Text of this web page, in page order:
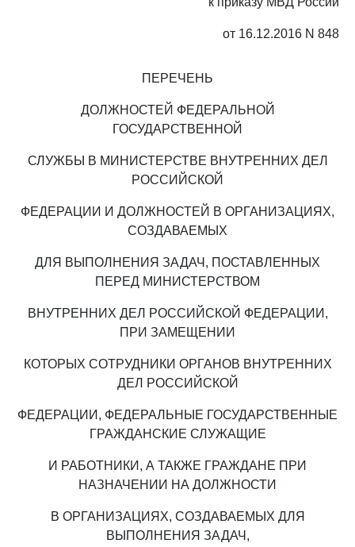
от 16.12.2016 N 848
ПЕРЕЧЕНЬ
ДОЛЖНОСТЕЙ ФЕДЕРАЛЬНОЙ
ГОСУДАРСТВЕННОЙ
СЛУЖБЫ В МИНИСТЕРСТВЕ ВНУТРЕННИХ ДЕЛ
РОССИЙСКОЙ
ФЕДЕРАЦИИ И ДОЛЖНОСТЕЙ В ОРГАНИЗАЦИЯХ,
СОЗДАВАЕМЫХ
ДЛЯ ВЫПОЛНЕНИЯ ЗАДАЧ, ПОСТАВЛЕННЫХ
ПЕРЕД МИНИСТЕРСТВОМ
ВНУТРЕННИХ ДЕЛ РОССИЙСКОЙ ФЕДЕРАЦИИ,
ПРИ ЗАМЕЩЕНИИ
КОТОРЫХ СОТРУДНИКИ ОРГАНОВ ВНУТРЕННИХ
ДЕЛ РОССИЙСКОЙ
ФЕДЕРАЦИИ, ФЕДЕРАЛЬНЫЕ ГОСУДАРСТВЕННЫЕ
ГРАЖДАНСКИЕ СЛУЖАЩИЕ
И РАБОТНИКИ, А ТАКЖЕ ГРАЖДАНЕ ПРИ
НАЗНАЧЕНИИ НА ДОЛЖНОСТИ
В ОРГАНИЗАЦИЯХ, СОЗДАВАЕМЫХ ДЛЯ
ВЫПОЛНЕНИЯ ЗАДАЧ,